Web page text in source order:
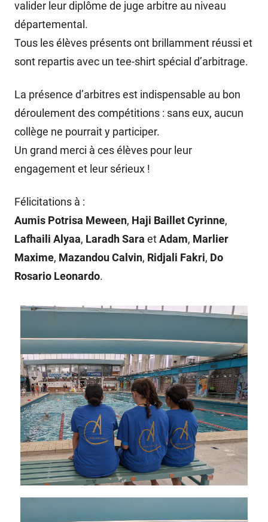
valider leur diplôme de juge arbitre au niveau
départemental.
Tous les élèves présents ont brillamment réussi et
sont repartis avec un tee-shirt spécial d’arbitrage.
La présence d’arbitres est indispensable au bon
déroulement des compétitions : sans eux, aucun
collège ne pourrait y participer.
Un grand merci à ces élèves pour leur
engagement et leur sérieux !
Félicitations à :
Aumis Potrisa Meween, Haji Baillet Cyrinne,
Lafhaili Alyaa, Laradh Sara etAdam, Marlier
Maxime, Mazandou Calvin, Ridjali Fakri, Do
Rosario Leonardo.